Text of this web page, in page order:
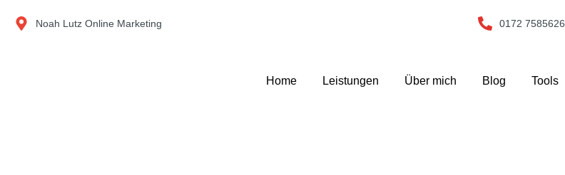
Inhalt
Noah Lutz Online Marketing 0172 7585626
Home Leistungen Über mich Blog Tools